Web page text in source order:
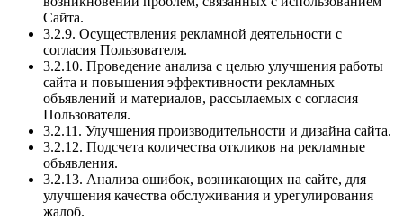
Сайта.
3.2.9. Осуществления рекламной деятельности с
согласия Пользователя.
3.2.10. Проведение анализа с целью улучшения работы
сайта и повышения эффективности рекламных
объявлений и материалов, рассылаемых с согласия
Пользователя.
3.2.11. Улучшения производительности и дизайна сайта.
3.2.12. Подсчета количества откликов на рекламные
объявления.
3.2.13. Анализа ошибок, возникающих на сайте, для
улучшения качества обслуживания и урегулирования
жалоб.